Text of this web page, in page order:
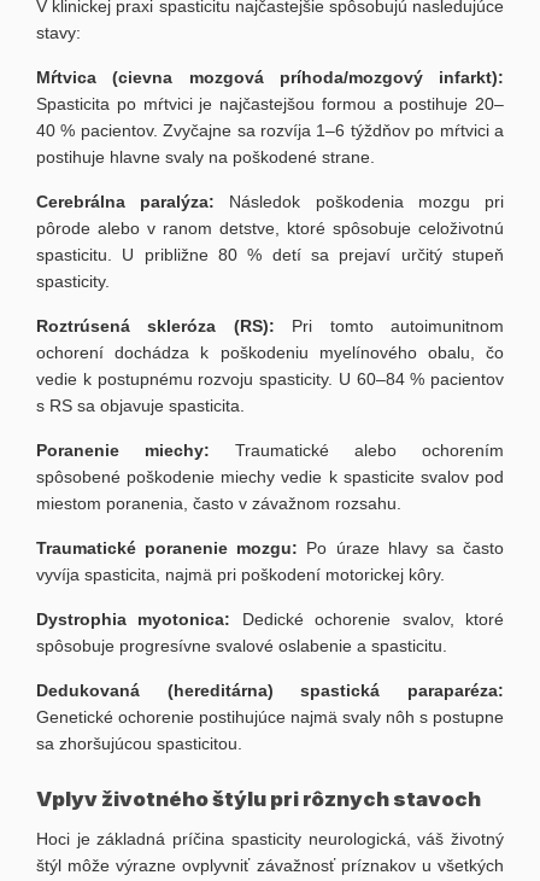
V klinickej praxi spasticitu najčastejšie spôsobujú nasledujúce
stavy:
Mŕtvica (cievna mozgová príhoda/mozgový infarkt):
Spasticita po mŕtvici je najčastejšou formou a postihuje 20–
40 % pacientov. Zvyčajne sa rozvíja 1–6 týždňov po mŕtvici a
postihuje hlavne svaly na poškodené strane.
Cerebrálna paralýza: Následok poškodenia mozgu pri
pôrode alebo v ranom detstve, ktoré spôsobuje celoživotnú
spasticitu. U približne 80 % detí sa prejaví určitý stupeň
spasticity.
Roztrúsená skleróza (RS): Pri tomto autoimunitnom
ochorení dochádza k poškodeniu myelínového obalu, čo
vedie k postupnému rozvoju spasticity. U 60–84 % pacientov
s RS sa objavuje spasticita.
Poranenie miechy: Traumatické alebo ochorením
spôsobené poškodenie miechy vedie k spasticite svalov pod
miestom poranenia, často v závažnom rozsahu.
Traumatické poranenie mozgu: Po úraze hlavy sa často
vyvíja spasticita, najmä pri poškodení motorickej kôry.
Dystrophia myotonica: Dedické ochorenie svalov, ktoré
spôsobuje progresívne svalové oslabenie a spasticitu.
Dedukovaná (hereditárna) spastická paraparéza:
Genetické ochorenie postihujúce najmä svaly nôh s postupne
sa zhoršujúcou spasticitou.
Vplyv životného štýlu pri rôznych stavoch
Hoci je základná príčina spasticity neurologická, váš životný
štýl môže výrazne ovplyvniť závažnosť príznakov u všetkých